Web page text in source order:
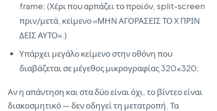
frame; (Χέρι που αρπάζει το προϊόν, split-screen
πριν/μετά, κείμενο «ΜΗΝ ΑΓΟΡΑΣΕΙΣ ΤΟ X ΠΡΙΝ
ΔΕΙΣ ΑΥΤΟ».)
Υπάρχει μεγάλο κείμενο στην οθόνη που
διαβάζεται σε μέγεθος μικρογραφίας 320×320;
Αν η απάντηση και στα δύο είναι όχι, το βίντεο είναι
διακοσμητικό — δεν οδηγεί τη μετατροπή. Τα